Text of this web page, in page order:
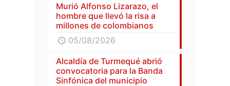
Murió Alfonso Lizarazo, el
hombre que llevó la risa a
millones de colombianos
05/08/2026
Alcaldía de Turmequé abrió
convocatoria para la Banda
Sinfónica del municipio